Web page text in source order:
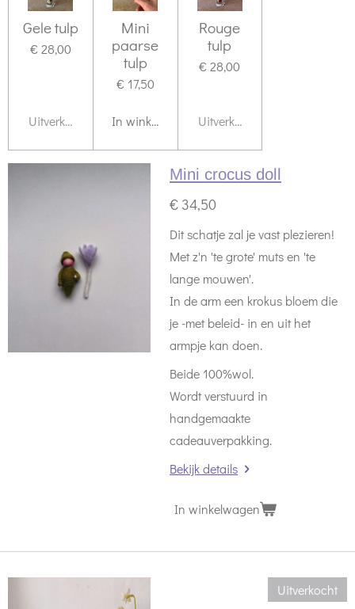
Gele tulp
€ 28,00
Uitverkocht
Mini
paarse
tulp
€ 17,50
In winkelwagen
Rouge
tulp
€ 28,00
Uitverkocht
Mini crocus doll
€ 34,50
Dit schatje zal je vast plezieren!
Met z'n 'te grote' muts en 'te
lange mouwen'.
In de arm een krokus bloem die
je -met beleid- in en uit het
armpje kan doen.
Beide 100%wol.
Wordt verstuurd in
handgemaakte
cadeauverpakking.
Bekijk details
In winkelwagen
Uitverkocht